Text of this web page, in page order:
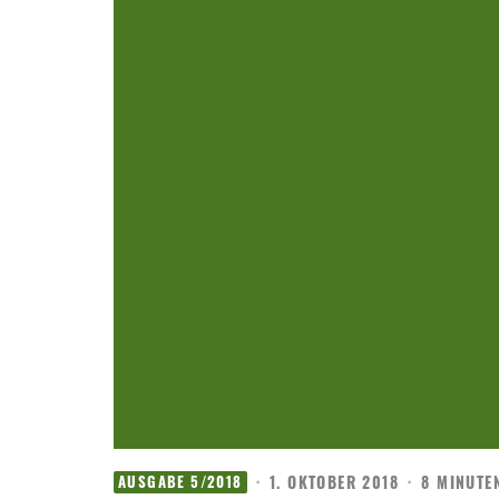
AUSGABE 5/2018 · 1. OKTOBER 2018 · 8